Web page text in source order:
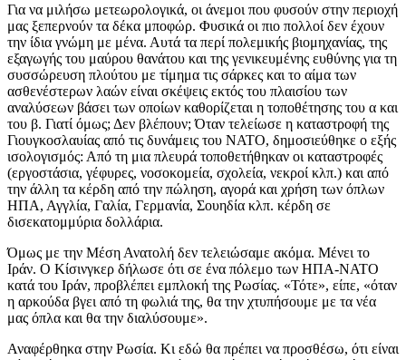
Για να μιλήσω μετεωρολογικά, οι άνεμοι που φυσούν στην περιοχή
μας ξεπερνούν τα δέκα μποφώρ. Φυσικά οι πιο πολλοί δεν έχουν
την ίδια γνώμη με μένα. Αυτά τα περί πολεμικής βιομηχανίας, της
εξαγωγής του μαύρου θανάτου και της γενικευμένης ευθύνης για τη
συσσώρευση πλούτου με τίμημα τις σάρκες και το αίμα των
ασθενέστερων λαών είναι σκέψεις εκτός του πλαισίου των
αναλύσεων βάσει των οποίων καθορίζεται η τοποθέτησης του α και
του β. Γιατί όμως; Δεν βλέπουν; Όταν τελείωσε η καταστροφή της
Γιουγκοσλαυίας από τις δυνάμεις του ΝΑΤΟ, δημοσιεύθηκε ο εξής
ισολογισμός: Από τη μια πλευρά τοποθετήθηκαν οι καταστροφές
(εργοστάσια, γέφυρες, νοσοκομεία, σχολεία, νεκροί κλπ.) και από
την άλλη τα κέρδη από την πώληση, αγορά και χρήση των όπλων
ΗΠΑ, Αγγλία, Γαλία, Γερμανία, Σουηδία κλπ. κέρδη σε
δισεκατομμύρια δολλάρια.
Όμως με την Μέση Ανατολή δεν τελειώσαμε ακόμα. Μένει το
Ιράν. Ο Κίσινγκερ δήλωσε ότι σε ένα πόλεμο των ΗΠΑ-ΝΑΤΟ
κατά του Ιράν, προβλέπει εμπλοκή της Ρωσίας. «Τότε», είπε, «όταν
η αρκούδα βγει από τη φωλιά της, θα την χτυπήσουμε με τα νέα
μας όπλα και θα την διαλύσουμε».
Αναφέρθηκα στην Ρωσία. Κι εδώ θα πρέπει να προσθέσω, ότι είναι